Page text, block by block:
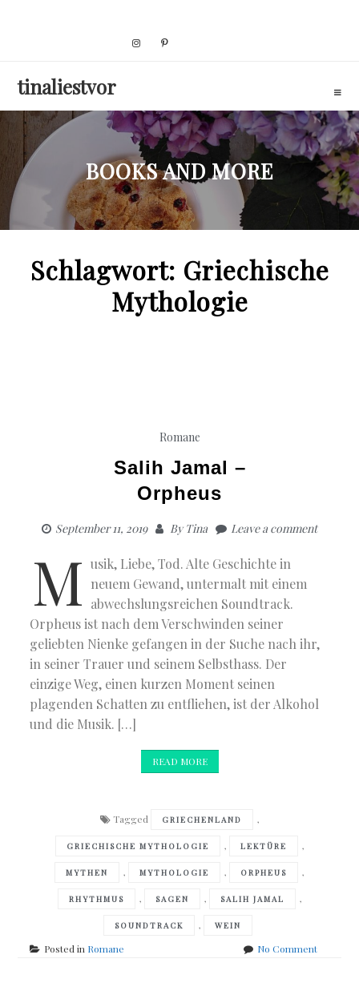
tinaliestvor
BOOKS AND MORE
Schlagwort: Griechische
Mythologie
Romane
Salih Jamal –
Orpheus
September 11, 2019 ByTina Leave a comment
M usik, Liebe, Tod. Alte Geschichte in
neuem Gewand, untermalt mit einem
abwechslungsreichen Soundtrack.
Orpheus ist nach dem Verschwinden seiner
geliebten Nienke gefangen in der Suche nach ihr,
in seiner Trauer und seinem Selbsthass. Der
einzige Weg, einen kurzen Moment seinen
plagenden Schatten zu entfliehen, ist der Alkohol
und die Musik. […]
READ MORE
Tagged GRIECHENLAND ,
GRIECHISCHE MYTHOLOGIE , LEKTÜRE ,
MYTHEN , MYTHOLOGIE , ORPHEUS ,
RHYTHMUS , SAGEN , SALIH JAMAL ,
SOUNDTRACK , WEIN
Posted in Romane No Commenton